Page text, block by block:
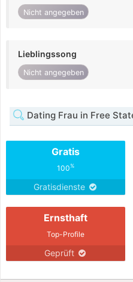
Nicht angegeben
Lieblingssong
Nicht angegeben
Dating Frau in Free
Gratis
100%
Gratisdienste
Ernsthaft
Top-Profile
Geprüft